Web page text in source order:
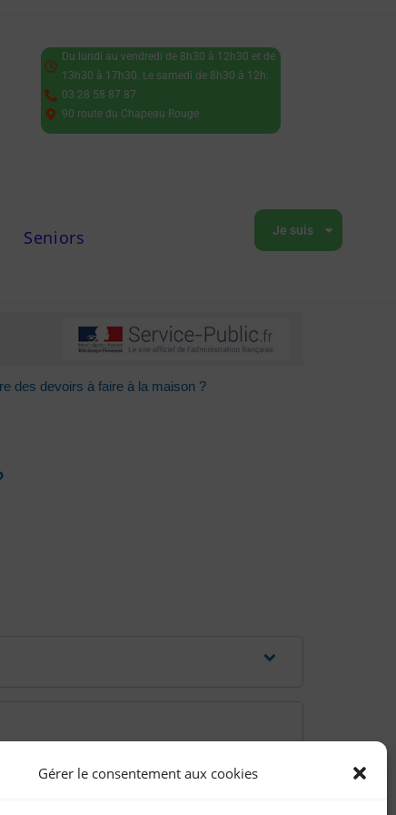
Gérer le consentement aux cookies
Du lundi au vendredi de 8h30 à 12h30 et de
13h30 à 17h30. Le samedi de 8h30 à 12h.
03 28 58 87 87
90 route du Chapeau Rouge
Seniors Je suis
des devoirs à faire à la maison ?